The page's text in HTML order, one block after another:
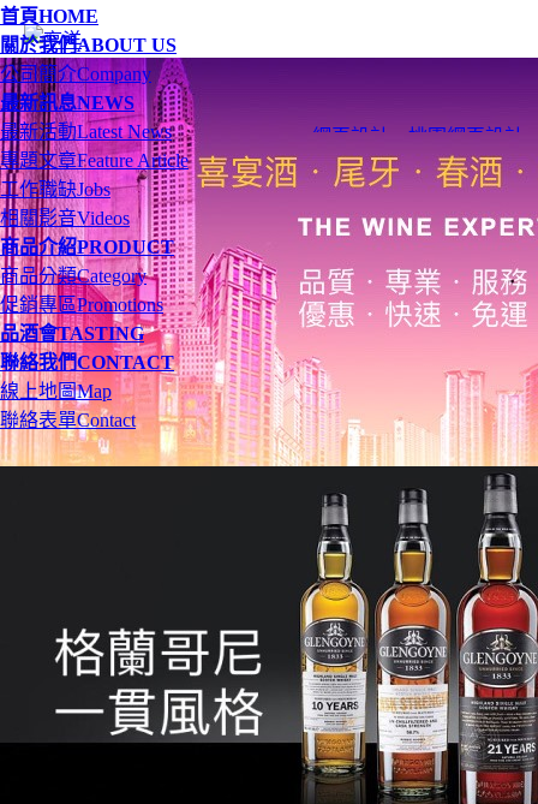
首頁HOME
關於我們ABOUT US
公司簡介Company
最新訊息NEWS
最新活動Latest News
專題文章Feature Article
工作職缺Jobs
相關影音Videos
商品介紹PRODUCT
商品分類Category
促銷專區Promotions
品酒會TASTING
聯絡我們CONTACT
線上地圖Map
聯絡表單Contact
網頁設計 桃園網頁設計